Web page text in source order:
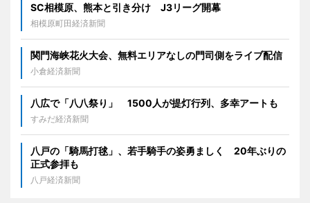
SC相模原、熊本と引き分け J3リーグ開幕
相模原町田経済新聞
関門海峡花火大会、無料エリアなしの門司側をライブ配信
小倉経済新聞
八広で「八八祭り」 1500人が提灯行列、多幸アートも
すみだ経済新聞
八戸の「騎馬打毬」、若手騎手の姿勇ましく 20年ぶりの
正式参拝も
八戸経済新聞